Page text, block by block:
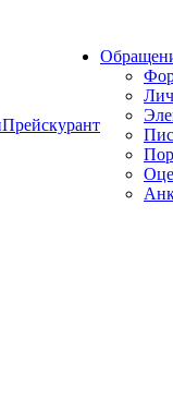
Прейскурант